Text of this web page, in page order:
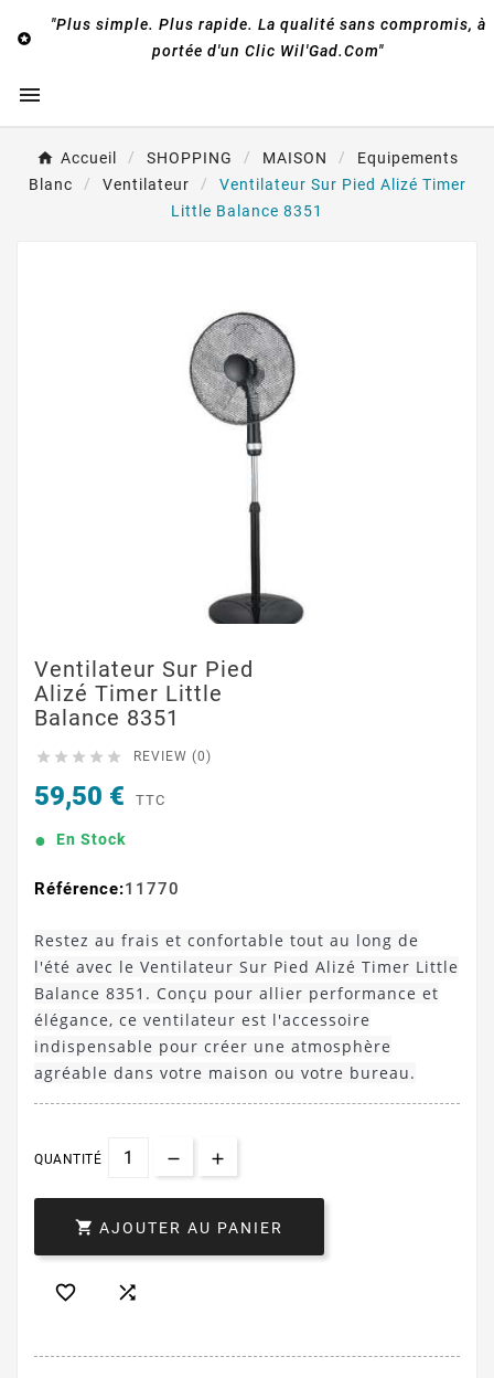

"Plus simple. Plus rapide. La qualité sans compromis, à
portée d'un Clic Wil'Gad.Com"

Accueil SHOPPING MAISON
Equipements
Blanc
Ventilateur
Ventilateur Sur Pied Alizé Timer
Little Balance 8351
Ventilateur Sur Pied
Alizé Timer Little
Balance 8351
     REVIEW (0)
59,50 € TTC
En Stock
Référence:11770
Restez au frais et confortable tout au long de
l'été avec le Ventilateur Sur Pied Alizé Timer Little
Balance 8351. Conçu pour allier performance et
élégance, ce ventilateur est l'accessoire
indispensable pour créer une atmosphère
agréable dans votre maison ou votre bureau.
QUANTITÉ
 AJOUTER AU PANIER
 